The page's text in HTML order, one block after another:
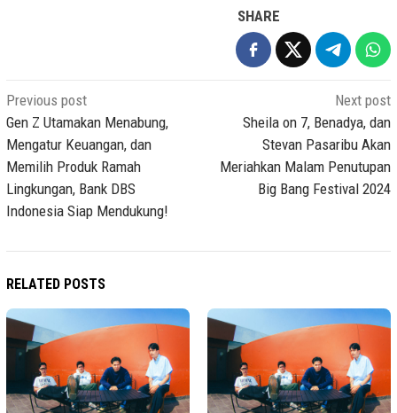
SHARE
Post
navigation
Previous post
Gen Z Utamakan Menabung,
Mengatur Keuangan, dan
Memilih Produk Ramah
Lingkungan, Bank DBS
Indonesia Siap Mendukung!
Next post
Sheila on 7, Benadya, dan
Stevan Pasaribu Akan
Meriahkan Malam Penutupan
Big Bang Festival 2024
RELATED POSTS